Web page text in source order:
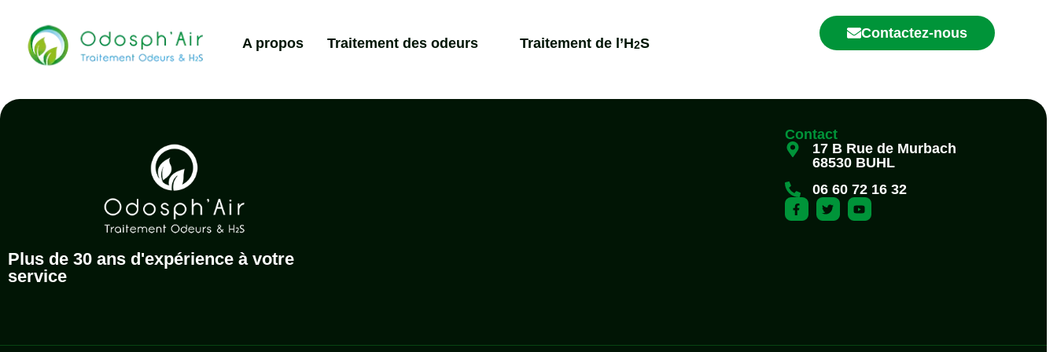
A propos Traitement des odeurs Traitement de l’H2S
Contactez-nous
Plus de 30 ans d'expérience à votre
service
Contact
17 B Rue de Murbach
68530 BUHL
06 60 72 16 32